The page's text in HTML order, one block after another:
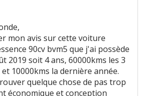
prix:2aiment
3n'aiment pas
:1 aime5n'aiment pas
mon avis sur cette voiture
90cv bvm5 que j'ai possède
2019 soit 4 ans, 60000kms les 3
10000kms la dernière année.
quelque chose de pas trop
économique et conception